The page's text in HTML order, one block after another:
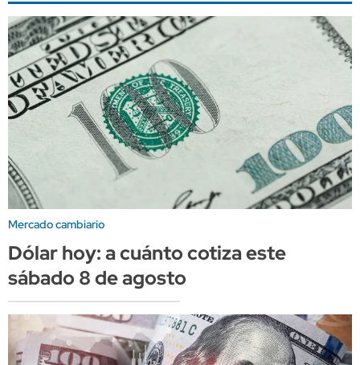
Mercado cambiario
Dólar hoy: a cuánto cotiza este
sábado 8 de agosto